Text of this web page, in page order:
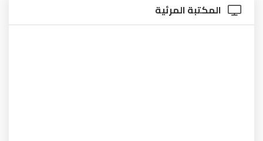
المكتبة المرئية